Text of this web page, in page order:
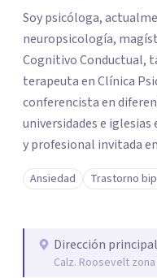
Soy psicóloga,
neuropsicología,
Cognitivo Conductual,
terapeuta en Clínica
conferencista en
universidades e
y profesional invitada
Ansiedad Trastorno
Dirección principal
Calz. Roosevelt